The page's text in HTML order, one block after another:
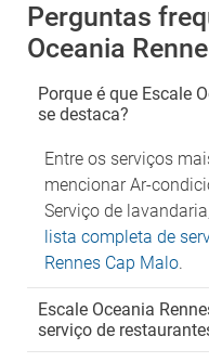
Perguntas
Oceania
Porque é que Escale
se destaca?
Entre os serviços
mencionar Ar-
Serviço de
lista completa de
Rennes Cap Malo.
Escale Oceania
serviço de